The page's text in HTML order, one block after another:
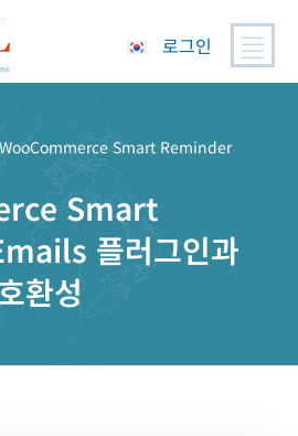
로그인
Smart Reminder
Smart
플러그인과
환성